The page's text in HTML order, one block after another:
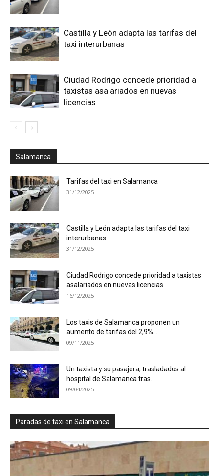
Castilla y León adapta las tarifas del
taxi interurbanas
Ciudad Rodrigo concede prioridad a
taxistas asalariados en nuevas
licencias
Salamanca
Tarifas del taxi en Salamanca
31/12/2025
Castilla y León adapta las tarifas del taxi
interurbanas
31/12/2025
Ciudad Rodrigo concede prioridad a taxistas
asalariados en nuevas licencias
16/12/2025
Los taxis de Salamanca proponen un
aumento de tarifas del 2,9%...
09/11/2025
Un taxista y su pasajera, trasladados al
hospital de Salamanca tras...
09/04/2025
Paradas de taxi en Salamanca